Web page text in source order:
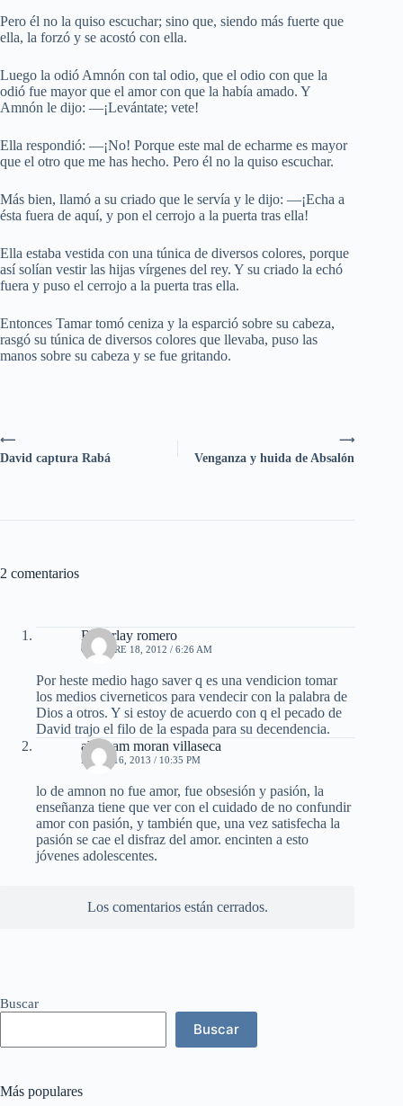
Pero él no la quiso escuchar; sino que, siendo más fuerte que
ella, la forzó y se acostó con ella.
Luego la odió Amnón con tal odio, que el odio con que la
odió fue mayor que el amor con que la había amado. Y
Amnón le dijo: —¡Levántate; vete!
Ella respondió: —¡No! Porque este mal de echarme es mayor
que el otro que me has hecho. Pero él no la quiso escuchar.
Más bien, llamó a su criado que le servía y le dijo: —¡Echa a
ésta fuera de aquí, y pon el cerrojo a la puerta tras ella!
Ella estaba vestida con una túnica de diversos colores, porque
así solían vestir las hijas vírgenes del rey. Y su criado la echó
fuera y puso el cerrojo a la puerta tras ella.
Entonces Tamar tomó ceniza y la esparció sobre su cabeza,
rasgó su túnica de diversos colores que llevaba, puso las
manos sobre su cabeza y se fue gritando.
⟶
Venganza y huida de Absalón
⟵
David captura Rabá
2 comentarios
Roberlay romero
OCTUBRE 18, 2012 / 6:26 AM
Por heste medio hago saver q es una vendicion tomar
los medios civerneticos para vendecir con la palabra de
Dios a otros. Y si estoy de acuerdo con q el pecado de
David trajo el filo de la espada para su decendencia.
abraham moran villaseca
MAYO 16, 2013 / 10:35 PM
lo de amnon no fue amor, fue obsesión y pasión, la
enseñanza tiene que ver con el cuidado de no confundir
amor con pasión, y también que, una vez satisfecha la
pasión se cae el disfraz del amor. encinten a esto
jóvenes adolescentes.
Los comentarios están cerrados.
Buscar
Buscar
Más populares